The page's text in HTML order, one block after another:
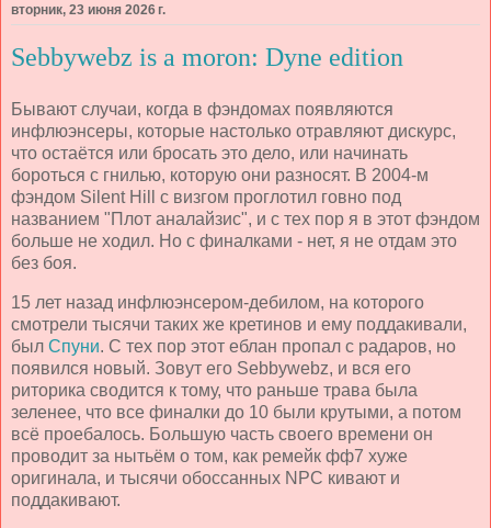
вторник, 23 июня 2026 г.
Sebbywebz is a moron: Dyne edition
Бывают случаи, когда в фэндомах появляются
инфлюэнсеры, которые настолько отравляют дискурс,
что остаётся или бросать это дело, или начинать
бороться с гнилью, которую они разносят. В 2004-м
фэндом Silent Hill с визгом проглотил говно под
названием "Плот аналайзис", и с тех пор я в этот фэндом
больше не ходил. Но с финалками - нет, я не отдам это
без боя.
15 лет назад инфлюэнсером-дебилом, на которого
смотрели тысячи таких же кретинов и ему поддакивали,
был Спуни. С тех пор этот еблан пропал с радаров, но
появился новый. Зовут его Sebbywebz, и вся его
риторика сводится к тому, что раньше трава была
зеленее, что все финалки до 10 были крутыми, а потом
всё проебалось. Большую часть своего времени он
проводит за нытьём о том, как ремейк фф7 хуже
оригинала, и тысячи обоссанных NPC кивают и
поддакивают.